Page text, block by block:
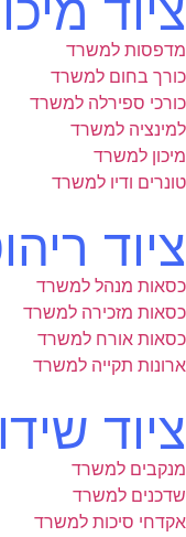
ציוד
מדפסות למשרד
כורך בחום למשרד
כורכי ספירלה למשרד
למינציה למשרד
מיכון למשרד
טונרים ודיו למשרד
ציוד
כסאות מנהל למשרד
כסאות מזכירה למשרד
כסאות אורח למשרד
ארונות תקייה למשרד
ציוד
מנקבים למשרד
שדכנים למשרד
אקדחי סיכות למשרד